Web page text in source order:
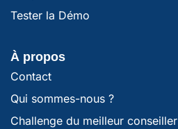
Tester la Démo
À propos
Contact
Qui sommes-nous ?
Challenge du meilleur conseiller